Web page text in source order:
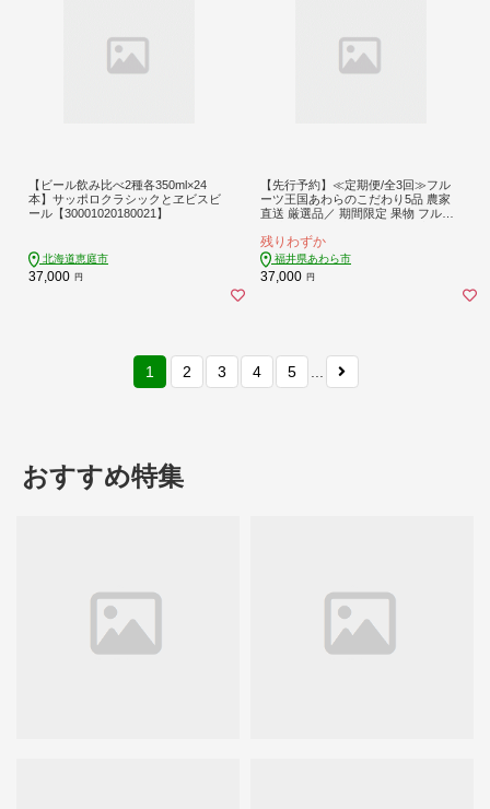
【ビール飲み比べ2種各350ml×24
本】サッポロクラシックとヱビスビ
ール【30001020180021】
北海道恵庭市
37,000 円
【先行予約】≪定期便/全3回≫フル
ーツ王国あわらのこだわり5品 農家
直送 厳選品／ 期間限定 果物 フルー
もろこし 産地直送 ※2027年6月中旬
より順次発送 [aw039-c002]
残りわずか
福井県あわら市
37,000 円
1 2 3 4 5
おすすめ特集